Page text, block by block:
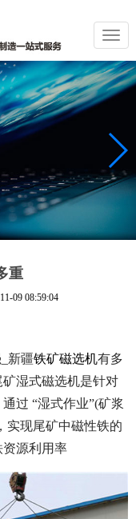
切
换
导
航
重
09 08:59:04
新疆铁矿磁选机有多
湿式磁选机是针对
过 “湿式作业”(矿浆
实现尾矿中磁性铁的
源利用率